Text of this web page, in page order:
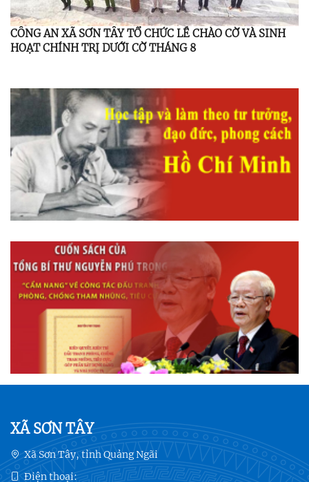
CÔNG AN XÃ SƠN TÂY TỔ CHỨC LỄ CHÀO CỜ VÀ SINH
HOẠT CHÍNH TRỊ DƯỚI CỜ THÁNG 8
XÃ SƠN TÂY
Xã Sơn Tây, tỉnh Quảng Ngãi
Điện thoại: